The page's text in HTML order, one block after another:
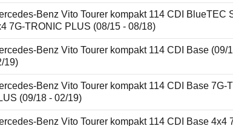
Benz Vito Tourer kompakt 114 CDI BlueTEC
7G-TRONIC PLUS (08/15 - 08/18)
Benz Vito Tourer kompakt 114 CDI Base (09/
19)
Benz Vito Tourer kompakt 114 CDI Base 7G-
(09/18 - 02/19)
Benz Vito Tourer kompakt 114 CDI Base 4x4